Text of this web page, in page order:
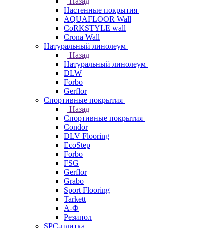
Настенные покрытия
AQUAFLOOR Wall
CoRKSTYLE wall
Crona Wall
Натуральный линолеум
Назад
Натуральный линолеум
DLW
Forbo
Gerflor
Спортивные покрытия
Назад
Спортивные покрытия
Condor
DLV Flooring
EcoStep
Forbo
FSG
Gerflor
Grabo
Sport Flooring
Tarkett
А-Ф
Резипол
SPC-плитка